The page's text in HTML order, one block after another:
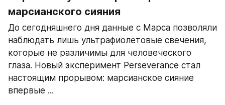
марсианского сияния
До сегодняшнего дня данные с Марса позволяли
наблюдать лишь ультрафиолетовые свечения,
которые не различимы для человеческого
глаза. Новый эксперимент Perseverance стал
настоящим прорывом: марсианское сияние
впервые ...